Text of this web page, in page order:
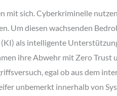
mit sich. Cyberkriminelle
Um diesen wachsenden
als intelligente
ihre Abwehr mit Zero Trust
egal ob aus dem
unbemerkt innerhalb von